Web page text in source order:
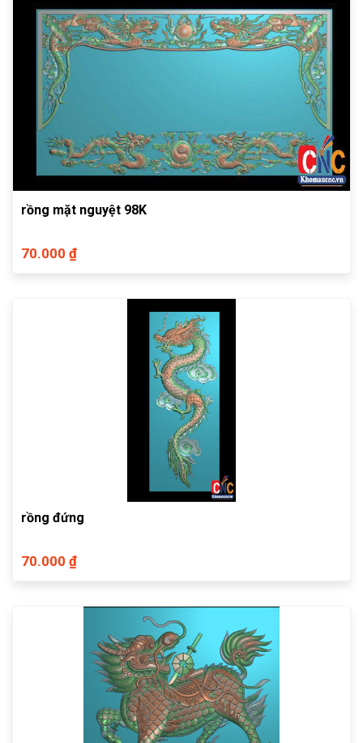
rồng mặt nguyệt 98K
70.000 ₫
rồng đứng
70.000 ₫